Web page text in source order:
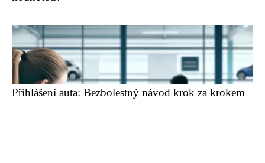
Přihlášení auta: Bezbolestný návod krok za krokem